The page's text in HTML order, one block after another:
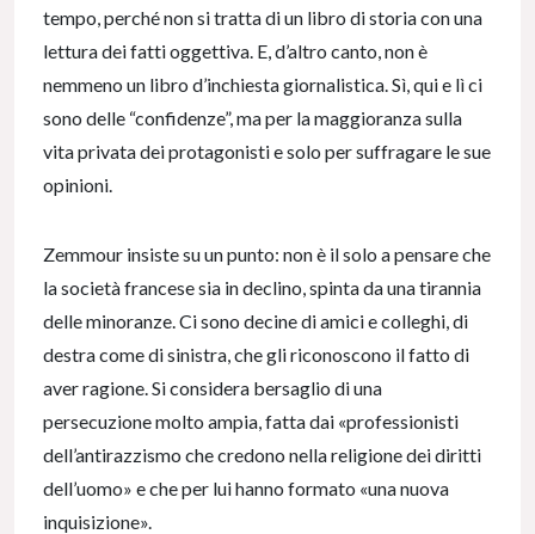
tempo, perché non si tratta di un libro di storia con una
lettura dei fatti oggettiva. E, d’altro canto, non è
nemmeno un libro d’inchiesta giornalistica. Sì, qui e lì ci
sono delle “confidenze”, ma per la maggioranza sulla
vita privata dei protagonisti e solo per suffragare le sue
opinioni.
Zemmour insiste su un punto: non è il solo a pensare che
la società francese sia in declino, spinta da una tirannia
delle minoranze. Ci sono decine di amici e colleghi, di
destra come di sinistra, che gli riconoscono il fatto di
aver ragione. Si considera bersaglio di una
persecuzione molto ampia, fatta dai «professionisti
dell’antirazzismo che credono nella religione dei diritti
dell’uomo» e che per lui hanno formato «una nuova
inquisizione».